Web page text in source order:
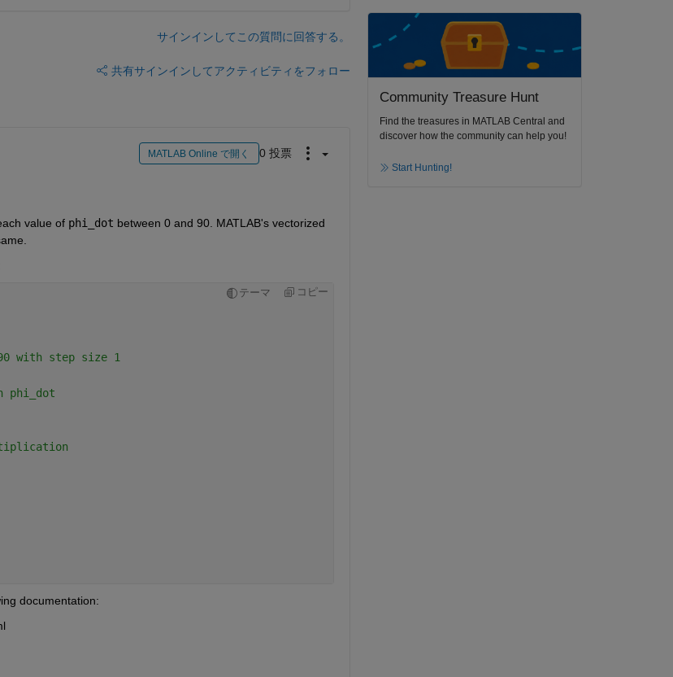
サインインしてこの質問に回答する。
共有サインインしてアクティビティをフォロー
MATLAB Online で開く 0 投票
value of phi_dot between 0 and 90. MATLAB's vectorized
テーマ コピー
with step size 1
phi_dot
documentation:
Community Treasure Hunt
Find the treasures in MATLAB Central and
discover how the community can help you!
Start Hunting!